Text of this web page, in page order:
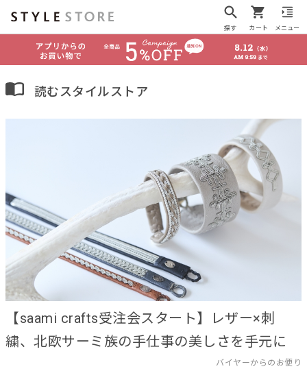
探す カート メニュー
読むスタイルストア
【saami crafts受注会スタート】レザー×刺
繍、北欧サーミ族の手仕事の美しさを手元に
バイヤーからのお便り